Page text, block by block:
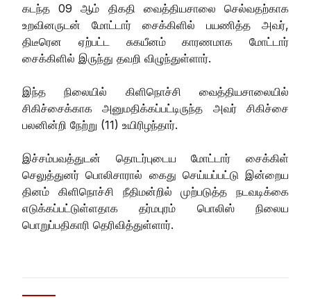
கடந்த 09 ஆம் திகதி வைத்தியசாலை செல்வதற்காக
உறவினருடன் மோட்டார் சைக்கிளில் பயணித்த அவர்,
திடீரென ஏற்பட்ட சுகயீனம் காரணமாக மோட்டார்
சைக்கிளில் இருந்து தவறி விழுந்துள்ளார்.
இந்த நிலையில் கிளிநொச்சி வைத்தியசாலையில்
சிகிச்சைக்காக அனுமதிக்கப்பட்டிருந்த அவர் சிகிச்சை
பலனின்றி நேற்று (11) உயிரிழந்தார்.
இச்சம்பவத்துடன் தொடர்புடைய மோட்டார் சைக்கிள்
செலுத்துனர் பொலிசாரால் கைது செய்யப்பட்டு இன்றைய
தினம் கிளிநொச்சி நீதிமன்றில் முற்படுத்த நடவடிக்கை
எடுக்கப்பட்டுள்ளதாக தர்மபுரம் பொலிஸ் நிலைய
பொறுப்பதிகாரி தெரிவித்துள்ளார்.